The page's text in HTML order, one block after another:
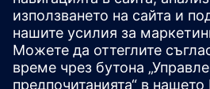
ефективна, цялостна проверка и
във всички възли на процеса и
същевременно свежда до
ресурси и графиците за